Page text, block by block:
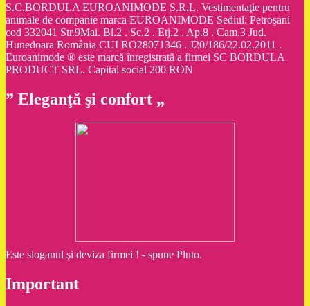
S.C.BORDULA EUROANIMODE S.R.L. Vestimentaţie pentru
animale de companie marca EUROANIMODE Sediul: Petroşani
cod 332041 Str.9Mai. Bl.2 . Sc.2 . Etj.2 . Ap.8 . Cam.3 Jud.
Hunedoara România CUI RO28071346 . J20/186/22.02.2011 .
Euroanimode ® este marcă înregistrată a firmei SC BORDULA
PRODUCT SRL. Capital social 200 RON
” Eleganţă şi confort „
Este sloganul şi deviza firmei ! - spune Pluto.
Important